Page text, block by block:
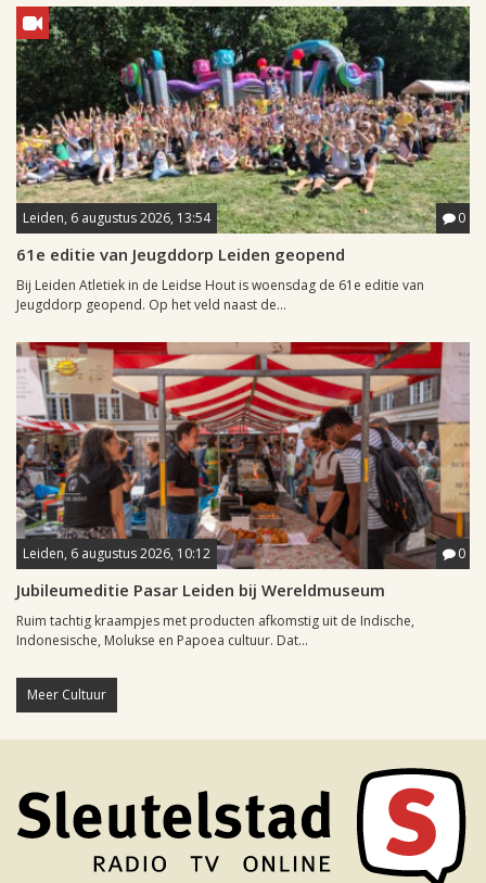
Leiden, 6 augustus 2026, 13:54 0
61e editie van Jeugddorp Leiden geopend
Bij Leiden Atletiek in de Leidse Hout is woensdag de 61e editie van
Jeugddorp geopend. Op het veld naast de...
Leiden, 6 augustus 2026, 10:12 0
Jubileumeditie Pasar Leiden bij Wereldmuseum
Ruim tachtig kraampjes met producten afkomstig uit de Indische,
Indonesische, Molukse en Papoea cultuur. Dat...
Meer Cultuur